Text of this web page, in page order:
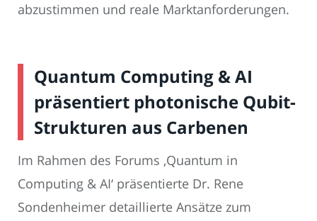
abzustimmen und reale Marktanforderungen.
Quantum Computing & AI
präsentiert photonische Qubit-
Strukturen aus Carbenen
Im Rahmen des Forums ‚Quantum in
Computing & AI‘ präsentierte Dr. Rene
Sondenheimer detaillierte Ansätze zum